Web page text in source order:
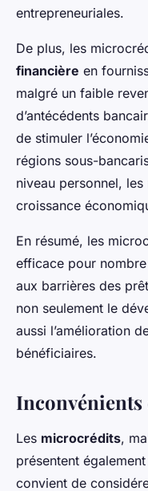
entrepreneuriales.
De plus, les
financière en
malgré un faible
d’antécédents
de stimuler
régions sous-
niveau personnel,
croissance
En résumé, les
efficace pour nombre
aux barrières des
non seulement le
aussi l’amélioration
bénéficiaires.
Les microcrédits,
présentent
convient de